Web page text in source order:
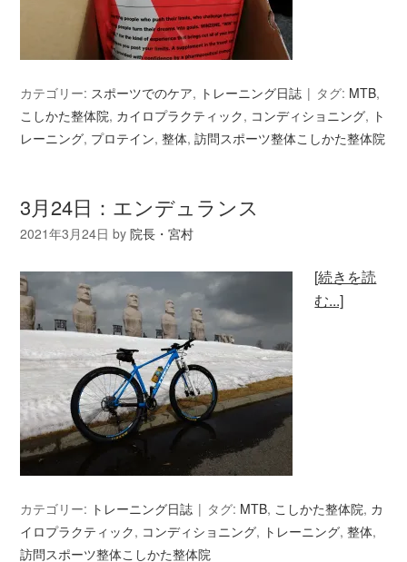
カテゴリー: スポーツでのケア, トレーニング日誌 タグ: MTB,
こしかた整体院, カイロプラクティック, コンディショニング, ト
レーニング, プロテイン,整体,訪問スポーツ整体こしかた整体院
3月24日：エンデュランス
2021年3月24日 by院長・宮村
[続きを読
む...]
カテゴリー: トレーニング日誌 タグ: MTB, こしかた整体院, カ
イロプラクティック, コンディショニング, トレーニング,整体,
訪問スポーツ整体こしかた整体院